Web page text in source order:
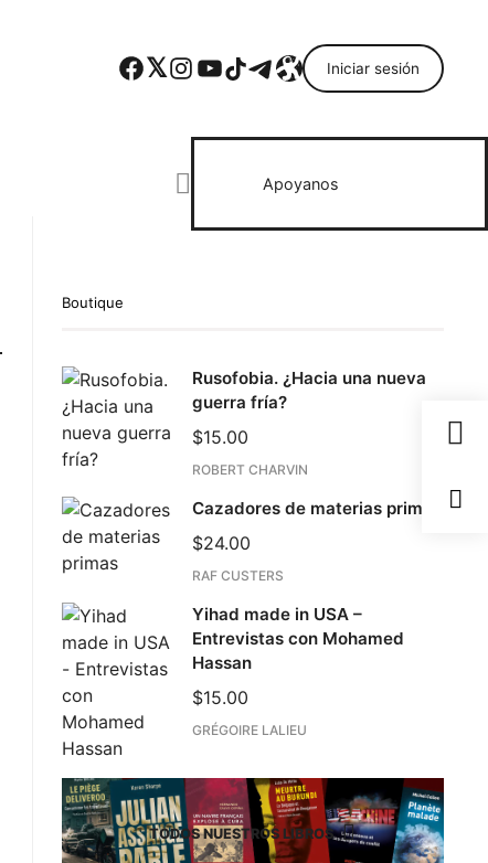
Facebook Twitter Instagram YouTube TikTok Telegram Enlace Iniciar sesión
Apoyanos
Boutique
Rusofobia. ¿Hacia una nueva
guerra fría?
$15.00
ROBERT CHARVIN
Cazadores de materias primas
$24.00
RAF CUSTERS
Yihad made in USA –
Entrevistas con Mohamed
Hassan
$15.00
GRÉGOIRE LALIEU
TODOS NUESTROS LIBROS